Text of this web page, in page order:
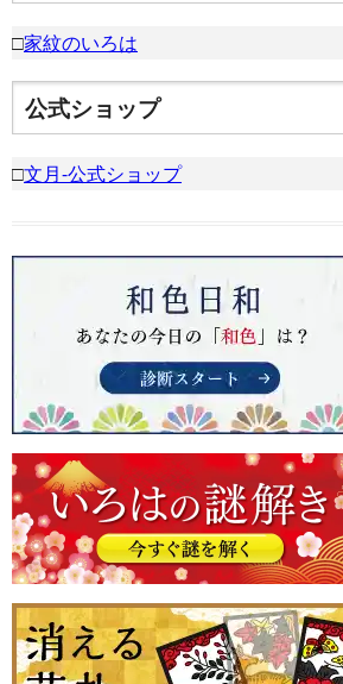
□家紋のいろは
公式ショップ
□文月-公式ショップ